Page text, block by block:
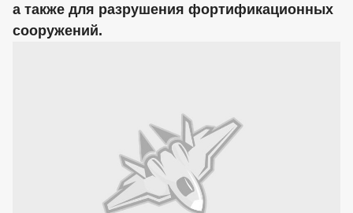
а также для разрушения фортификационных
сооружений.